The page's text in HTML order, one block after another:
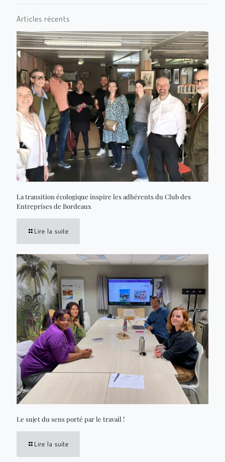
Articles récents
La transition écologique inspire les adhérents du Club des
Entreprises de Bordeaux
Lire la suite
Le sujet du sens porté par le travail !
Lire la suite